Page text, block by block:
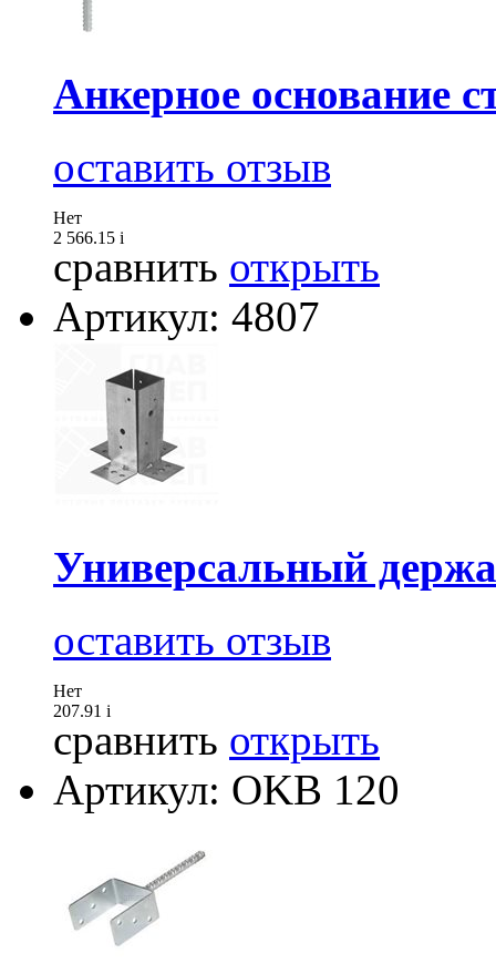
Анкерное основание
оставить отзыв
Нет
2 566.15 i
сравнить открыть
Артикул: 4807
Универсальный
оставить отзыв
Нет
207.91 i
сравнить открыть
Артикул: OKB 120